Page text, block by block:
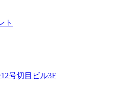
ト
号切目ビル3F